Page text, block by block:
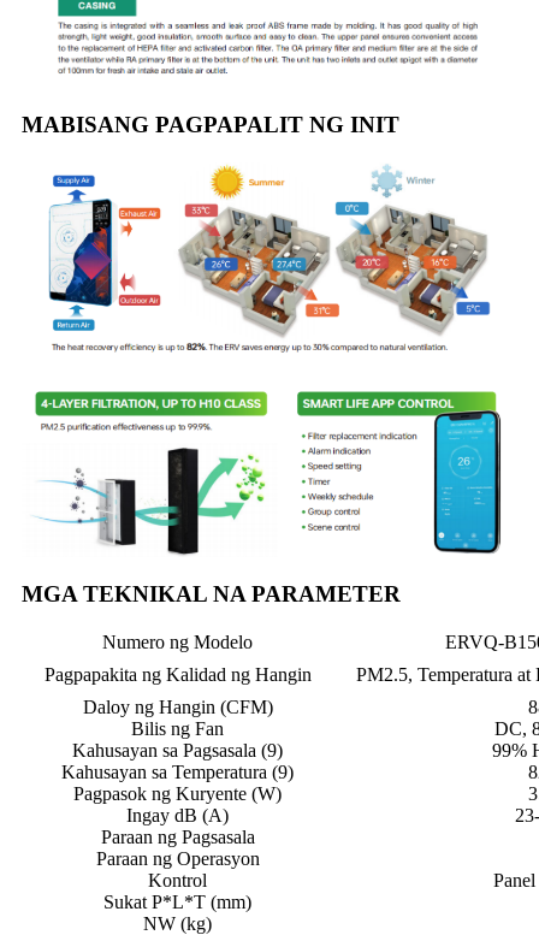
MABISANG PAGPAPALIT NG INIT
MGA TEKNIKAL NA PARAMETER
Numero ng Modelo
ERVQ-
Pagpapakita ng Kalidad ng Hangin
PM2.5, Temperatura
Daloy ng Hangin (CFM)
Bilis ng Fan
DC,
Kahusayan sa Pagsasala (9)
99%
Kahusayan sa Temperatura (9)
Pagpasok ng Kuryente (W)
Ingay dB (A)
Paraan ng Pagsasala
Paraan ng Operasyon
Kontrol
Sukat P*L*T (mm)
NW (kg)